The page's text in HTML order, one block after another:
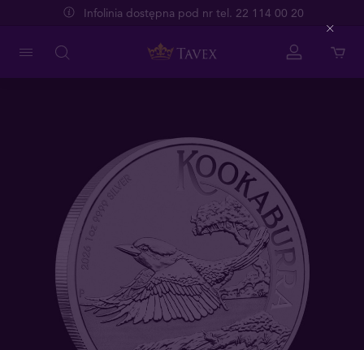
Infolinia dostępna pod nr tel. 22 114 00 20
Close